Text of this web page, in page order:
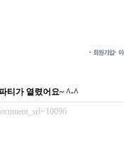
티가 열렸어요~ ^-^